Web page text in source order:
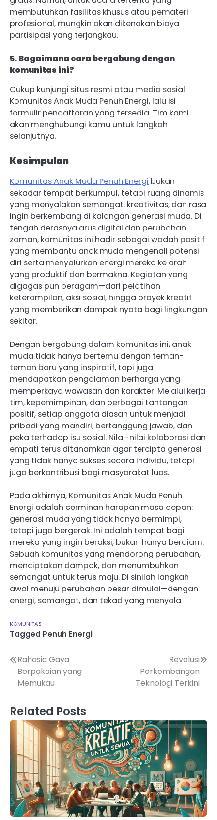
membutuhkan fasilitas khusus atau pemateri
profesional, mungkin akan dikenakan biaya
partisipasi yang terjangkau.
5. Bagaimana cara bergabung dengan
komunitas ini?
Cukup kunjungi situs resmi atau media sosial
Komunitas Anak Muda Penuh Energi, lalu isi
formulir pendaftaran yang tersedia. Tim kami
akan menghubungi kamu untuk langkah
selanjutnya.
Kesimpulan
Komunitas Anak Muda Penuh Energi bukan
sekadar tempat berkumpul, tetapi ruang dinamis
yang menyalakan semangat, kreativitas, dan rasa
ingin berkembang di kalangan generasi muda. Di
tengah derasnya arus digital dan perubahan
zaman, komunitas ini hadir sebagai wadah positif
yang membantu anak muda mengenali potensi
diri serta menyalurkan energi mereka ke arah
yang produktif dan bermakna. Kegiatan yang
digagas pun beragam—dari pelatihan
keterampilan, aksi sosial, hingga proyek kreatif
yang memberikan dampak nyata bagi lingkungan
sekitar.
Dengan bergabung dalam komunitas ini, anak
muda tidak hanya bertemu dengan teman-
teman baru yang inspiratif, tapi juga
mendapatkan pengalaman berharga yang
memperkaya wawasan dan karakter. Melalui kerja
tim, kepemimpinan, dan berbagai tantangan
positif, setiap anggota diasah untuk menjadi
pribadi yang mandiri, bertanggung jawab, dan
peka terhadap isu sosial. Nilai-nilai kolaborasi dan
empati terus ditanamkan agar tercipta generasi
yang tidak hanya sukses secara individu, tetapi
juga berkontribusi bagi masyarakat luas.
Pada akhirnya, Komunitas Anak Muda Penuh
Energi adalah cerminan harapan masa depan:
generasi muda yang tidak hanya bermimpi,
tetapi juga bergerak. Ini adalah tempat bagi
mereka yang ingin beraksi, bukan hanya berdiam.
Sebuah komunitas yang mendorong perubahan,
menciptakan dampak, dan menumbuhkan
semangat untuk terus maju. Di sinilah langkah
awal menuju perubahan besar dimulai—dengan
energi, semangat, dan tekad yang menyala
KOMUNITAS
Tagged Penuh Energi
Navigasi
pos
Rahasia Gaya
Berpakaian yang
Memukau
Revolusi
Perkembangan
Teknologi Terkini
Related Posts